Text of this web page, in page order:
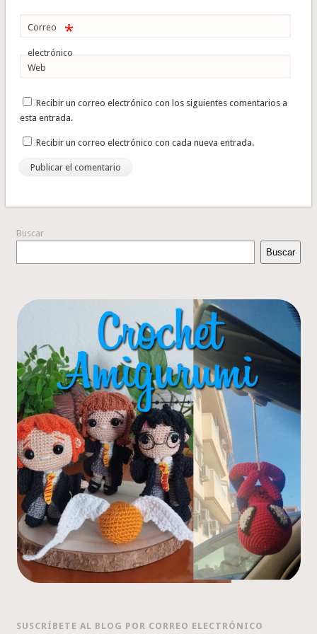
Correo
electrónico
*
Web
Recibir un correo electrónico con los siguientes comentarios a
esta entrada.
Recibir un correo electrónico con cada nueva entrada.
Buscar
Buscar
SUSCRÍBETE AL BLOG POR CORREO ELECTRÓNICO